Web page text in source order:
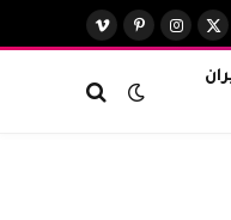
X
الانستغرامبينتيريست
فيميو